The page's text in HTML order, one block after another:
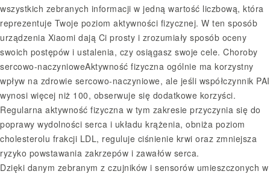
wszystkich zebranych informacji w jedną wartość liczbową, która
reprezentuje Twoje poziom aktywności fizycznej. W ten sposób
urządzenia Xiaomi dają Ci prosty i zrozumiały sposób oceny
swoich postępów i ustalenia, czy osiągasz swoje cele. Choroby
sercowo-naczynioweAktywność fizyczna ogólnie ma korzystny
wpływ na zdrowie sercowo-naczyniowe, ale jeśli współczynnik PAI
wynosi więcej niż 100, obserwuje się dodatkowe korzyści.
Regularna aktywność fizyczna w tym zakresie przyczynia się do
poprawy wydolności serca i układu krążenia, obniża poziom
cholesterolu frakcji LDL, reguluje ciśnienie krwi oraz zmniejsza
ryzyko powstawania zakrzepów i zawałów serca.
Dzięki danym zebranym z czujników i sensorów umieszczonych w